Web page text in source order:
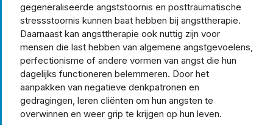
gegeneraliseerde angststoornis en posttraumatische
stressstoornis kunnen baat hebben bij angsttherapie.
Daarnaast kan angsttherapie ook nuttig zijn voor
mensen die last hebben van algemene angstgevoelens,
perfectionisme of andere vormen van angst die hun
dagelijks functioneren belemmeren. Door het
aanpakken van negatieve denkpatronen en
gedragingen, leren cliënten om hun angsten te
overwinnen en weer grip te krijgen op hun leven.